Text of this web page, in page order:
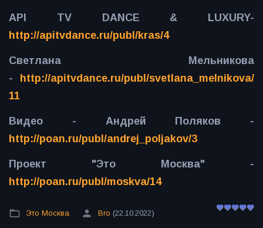
API TV DANCE & LUXURY-
http://apitvdance.ru/publ/kras/4
Светлана Мельникова
- http://apitvdance.ru/publ/svetlana_melnikova/
11
Видео - Андрей Поляков -
http://poan.ru/publ/andrej_poljakov/3
Проект "Это Москва" -
http://poan.ru/publ/moskva/14
Это Москва Bro (22.10.2022)